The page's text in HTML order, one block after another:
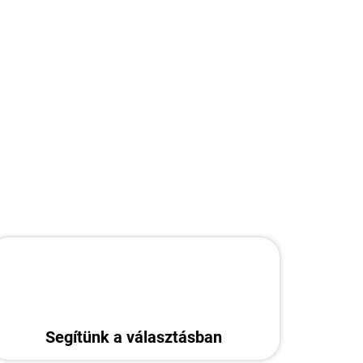
Segítünk a választásban